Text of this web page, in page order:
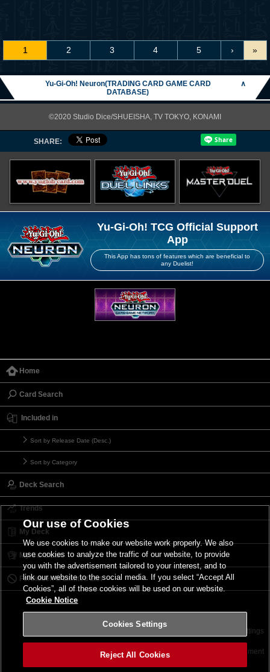
1 2 3 4 5 › »
Yu-Gi-Oh! Neuron(TRADING CARD GAME CARD
DATABASE)
∧
©2020 Studio Dice/SHUEISHA, TV TOKYO, KONAMI
SHARE:
Yu-Gi-Oh! TCG Official Support
App
This App has tons of features which are beneficial to
any Duelist!
Home
Card Search
Included in
Sort by Release Date (Desc.)
Sort by Category
Deck Search
Trends
My Deck
My Card List
Forbidden & Limited List
Terms of Use Cookies Settings
©2026 Konami Digital Entertainment
Our use of Cookies
We use cookies to make our website work properly. We also
use cookies to analyze the traffic of our website, to provide
you with the advertisement tailored to your interest, and to
link our website to the social media. If you select “Accept All
Cookies”, all of these cookies will be used on our website.
Cookie Notice
Cookies Settings
Reject All Cookies